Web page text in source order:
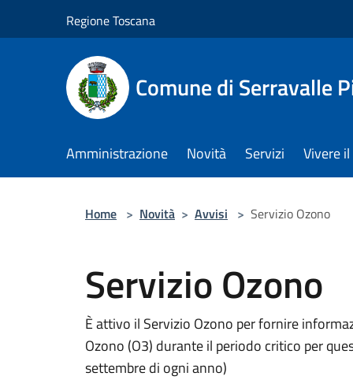
Regione Toscana
Comune di Serravalle
Amministrazione Novità Servizi Vivere
Home > Novità > Avvisi > Servizio Ozono
Servizio Ozono
È attivo il Servizio Ozono per fornire
Ozono (O3) durante il periodo critico per
settembre di ogni anno)